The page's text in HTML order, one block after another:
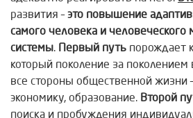
развития –это повышение
самого человека и человеческого
системы. Первый путь порождает
который поколение за поколением
все стороны общественной жизни
экономику, образование. Второй
поиска и пробуждения